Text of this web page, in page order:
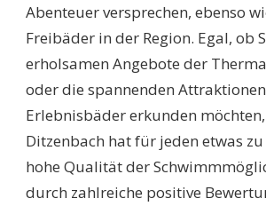
Abenteuer versprechen, ebenso
Freibäder in der Region. Egal, ob
erholsamen Angebote der
oder die spannenden
Erlebnisbäder erkunden
Ditzenbach hat für jeden etwas
hohe Qualität der
durch zahlreiche positive